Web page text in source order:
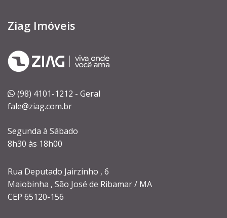
Ziag Imóveis
(98) 4101-1212 - Geral
fale@ziag.com.br
Segunda à Sábado
8h30 às 18h00
Rua Deputado Jairzinho , 6
Maiobinha , São José de Ribamar / MA
CEP 65120-156